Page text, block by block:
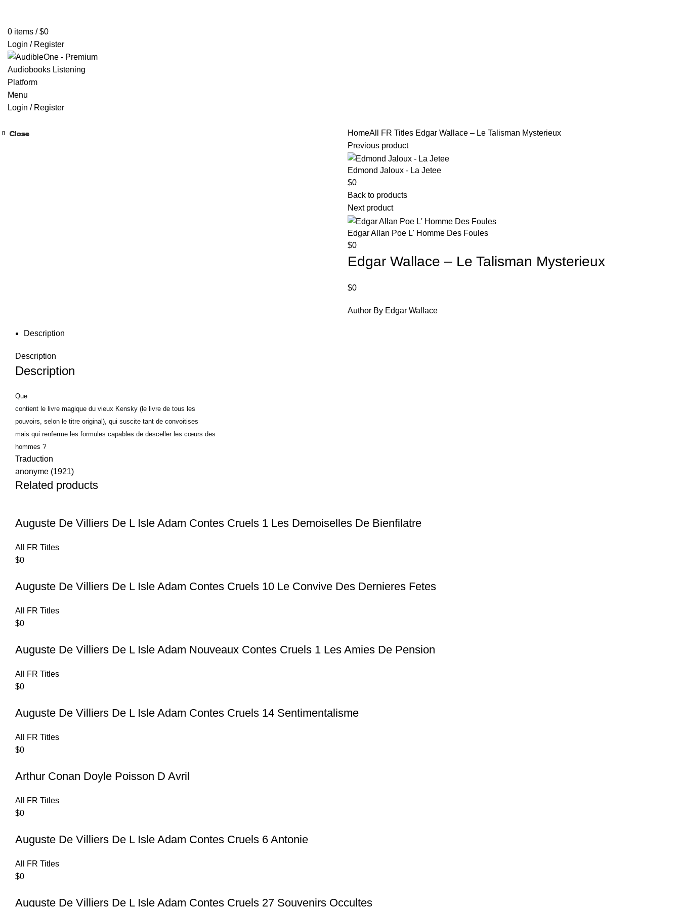
0 items / $0
Login / Register
Menu
Login / Register
HomeAll FR Titles Edgar Wallace – Le Talisman Mysterieux
Previous product
Edmond Jaloux - La Jetee
$0
Back to products
Next product
Edgar Allan Poe L' Homme Des Foules
$0
Edgar Wallace – Le Talisman Mysterieux
$0
Author By Edgar Wallace
Description
Description
Description
Que
contient le livre magique du vieux Kensky (le livre de tous les
pouvoirs, selon le titre original), qui suscite tant de convoitises
mais qui renferme les formules capables de desceller les cœurs des
hommes ?
Traduction
anonyme (1921)
Related products
Close
Auguste De Villiers De L Isle Adam Contes Cruels 1 Les Demoiselles De Bienfilatre
All FR Titles
$0
Close
Auguste De Villiers De L Isle Adam Contes Cruels 10 Le Convive Des Dernieres Fetes
All FR Titles
$0
Close
Auguste De Villiers De L Isle Adam Nouveaux Contes Cruels 1 Les Amies De Pension
All FR Titles
$0
Close
Auguste De Villiers De L Isle Adam Contes Cruels 14 Sentimentalisme
All FR Titles
$0
Close
Arthur Conan Doyle Poisson D Avril
All FR Titles
$0
Close
Auguste De Villiers De L Isle Adam Contes Cruels 6 Antonie
All FR Titles
$0
Close
Auguste De Villiers De L Isle Adam Contes Cruels 27 Souvenirs Occultes
Close